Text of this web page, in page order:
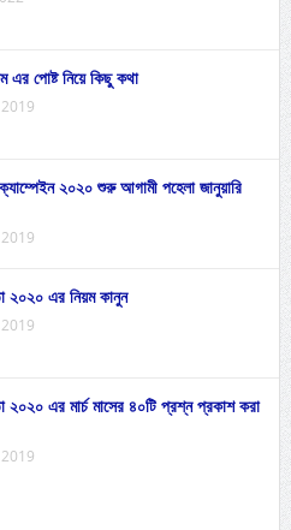
এর পোষ্ট নিয়ে কিছু কথা
২০২০ শুরু আগামী পহেলা জানুয়ারি
২০২০ এর নিয়ম কানুন
এর মার্চ মাসের ৪০টি প্রশ্ন প্রকাশ করা